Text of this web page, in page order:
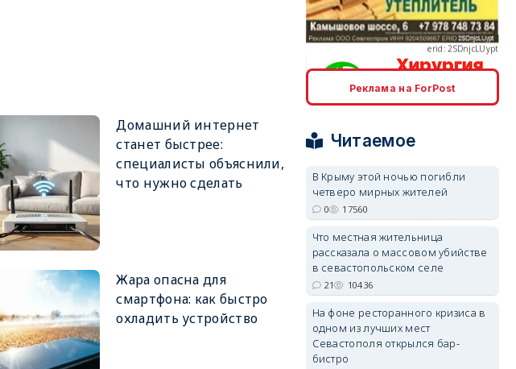
Домашний интернет
станет быстрее:
специалисты объяснили,
что нужно сделать
Жара опасна для
смартфона: как быстро
охладить устройство
erid: 2SDnjcrDNw6
erid: 2SDnjdPjgYS
erid: 2SDnjdvhGXG
Реклама на ForPost
Читаемое
В Крыму этой ночью погибли
четверо мирных жителей
0 17560
Что местная жительница
рассказала о массовом убийстве
в севастопольском селе
21 10436
На фоне ресторанного кризиса в
одном из лучших мест
Севастополя открылся бар-
бистро